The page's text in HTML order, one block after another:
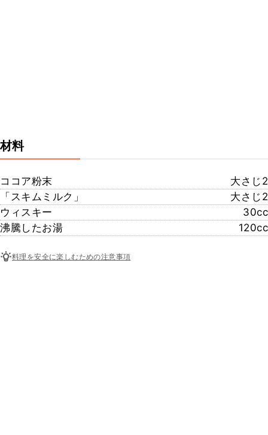
材料
ココア粉末
大さじ2
「スキムミルク」
大さじ2
ウィスキー
30cc
沸騰したお湯
120cc
料理を安全に楽しむための注意事項